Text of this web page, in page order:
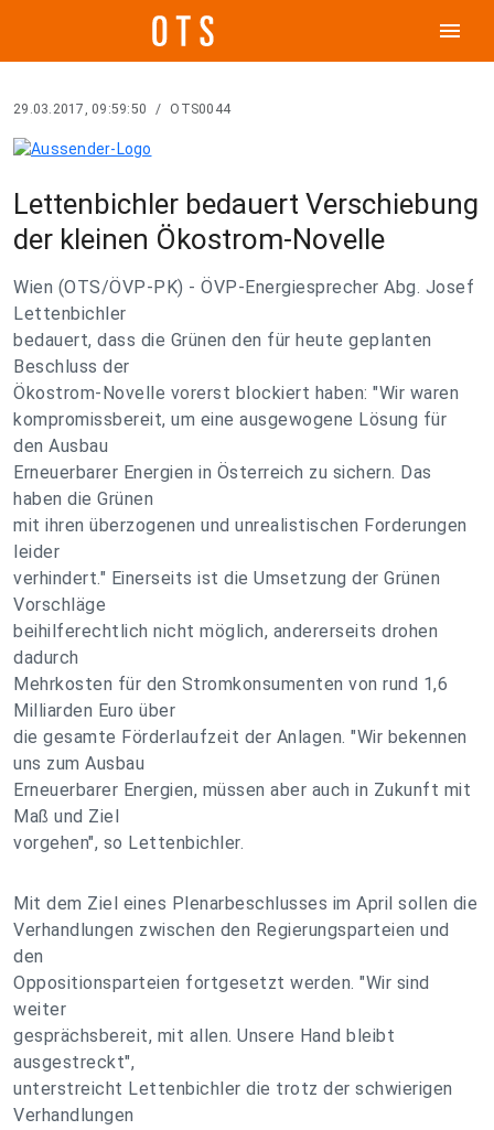
menu
29.03.2017, 09:59:50 / OTS0044
Lettenbichler bedauert Verschiebung
der kleinen Ökostrom-Novelle
Wien (OTS/ÖVP-PK) - ÖVP-Energiesprecher Abg. Josef
Lettenbichler
bedauert, dass die Grünen den für heute geplanten
Beschluss der
Ökostrom-Novelle vorerst blockiert haben: "Wir waren
kompromissbereit, um eine ausgewogene Lösung für
den Ausbau
Erneuerbarer Energien in Österreich zu sichern. Das
haben die Grünen
mit ihren überzogenen und unrealistischen Forderungen
leider
verhindert." Einerseits ist die Umsetzung der Grünen
Vorschläge
beihilferechtlich nicht möglich, andererseits drohen
dadurch
Mehrkosten für den Stromkonsumenten von rund 1,6
Milliarden Euro über
die gesamte Förderlaufzeit der Anlagen. "Wir bekennen
uns zum Ausbau
Erneuerbarer Energien, müssen aber auch in Zukunft mit
Maß und Ziel
vorgehen", so Lettenbichler.
Mit dem Ziel eines Plenarbeschlusses im April sollen die
Verhandlungen zwischen den Regierungsparteien und
den
Oppositionsparteien fortgesetzt werden. "Wir sind
weiter
gesprächsbereit, mit allen. Unsere Hand bleibt
ausgestreckt",
unterstreicht Lettenbichler die trotz der schwierigen
Verhandlungen